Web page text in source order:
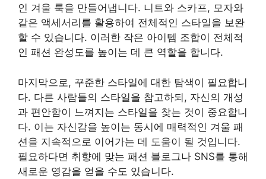
인 겨울 룩을 만들어냅니다. 니트와 스카프, 모자와
같은 액세서리를 활용하여 전체적인 스타일을 보완
할 수 있습니다. 이러한 작은 아이템 조합이 전체적
인 패션 완성도를 높이는 데 큰 역할을 합니다.
마지막으로, 꾸준한 스타일에 대한 탐색이 필요합니
다. 다른 사람들의 스타일을 참고하되, 자신의 개성
과 편안함이 느껴지는 스타일을 찾는 것이 중요합니
다. 이는 자신감을 높이는 동시에 매력적인 겨울 패
션을 지속적으로 이어가는 데 도움이 될 것입니다.
필요하다면 취향에 맞는 패션 블로그나 SNS를 통해
새로운 영감을 얻을 수도 있습니다.